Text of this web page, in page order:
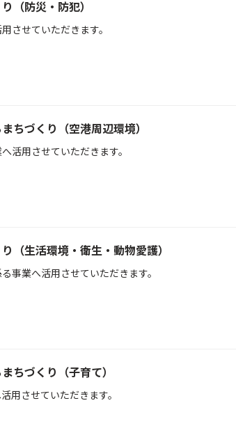
（防災・防犯）
させていただきます。
ちづくり（空港周辺環境）
活用させていただきます。
（生活環境・衛生・動物愛護）
事業へ活用させていただきます。
ちづくり（子育て）
用させていただきます。